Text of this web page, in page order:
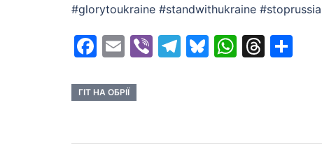
#glorytoukraine #standwithukraine
Facebook
EmailViberTelegram
Bluesky
ГІТ НА ОБРІЇ